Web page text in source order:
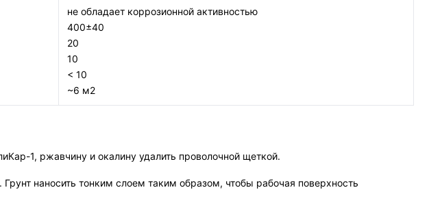
не обладает коррозионной активностью
400±40
20
10
< 10
~6 м2
1, ржавчину и окалину удалить проволочной щеткой.
наносить тонким слоем таким образом, чтобы рабочая поверхность